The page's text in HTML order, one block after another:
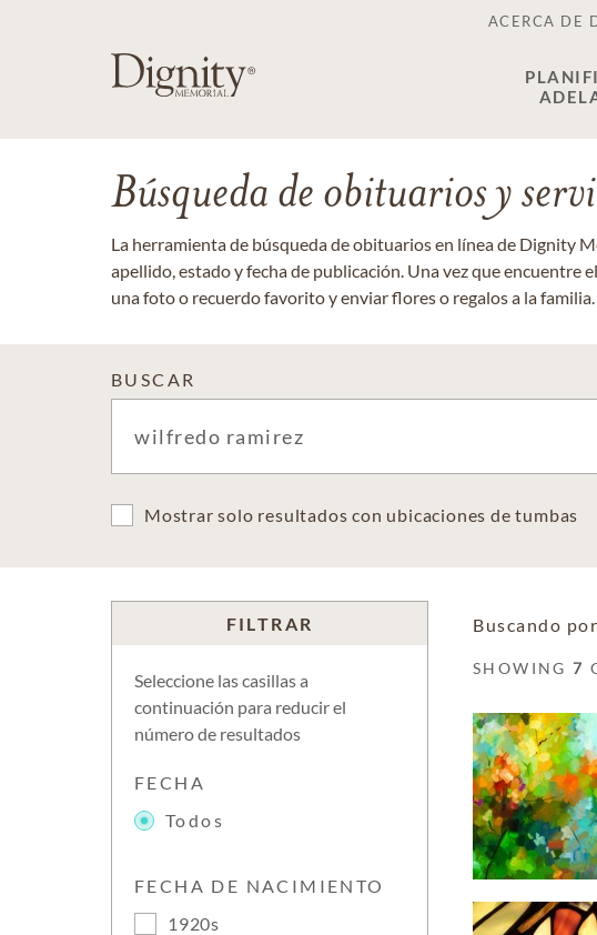
ACERCA DE
Búsqueda de obituarios y
La herramienta de búsqueda de obituarios en línea de Dignity
apellido, estado y fecha de publicación. Una vez que
una foto o recuerdo favorito y enviar flores o regalos a la familia.
BUSCAR
Mostrar solo resultados con ubicaciones de tumbas
FILTRAR
Seleccione las casillas a
continuación para reducir el
número de resultados
FECHA
Todos
FECHA DE NACIMIENTO
1920s
Buscando por
SHOWING7